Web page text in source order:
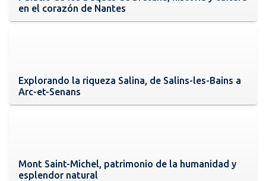
en el corazón de Nantes
Explorando la riqueza Salina, de Salins-les-Bains a
Arc-et-Senans
Mont Saint-Michel, patrimonio de la humanidad y
esplendor natural